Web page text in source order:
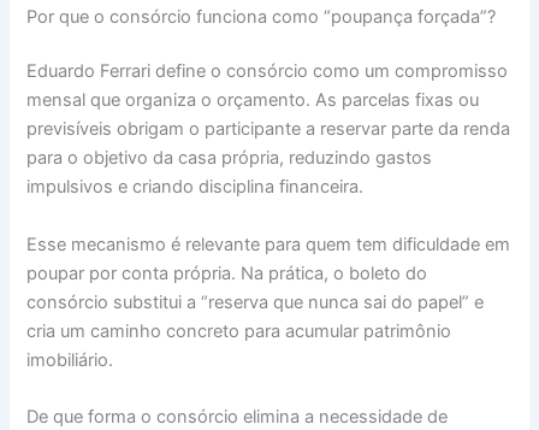
Por que o consórcio funciona como “poupança forçada”?
Eduardo Ferrari define o consórcio como um compromisso
mensal que organiza o orçamento. As parcelas fixas ou
previsíveis obrigam o participante a reservar parte da renda
para o objetivo da casa própria, reduzindo gastos
impulsivos e criando disciplina financeira.
Esse mecanismo é relevante para quem tem dificuldade em
poupar por conta própria. Na prática, o boleto do
consórcio substitui a “reserva que nunca sai do papel” e
cria um caminho concreto para acumular patrimônio
imobiliário.
De que forma o consórcio elimina a necessidade de